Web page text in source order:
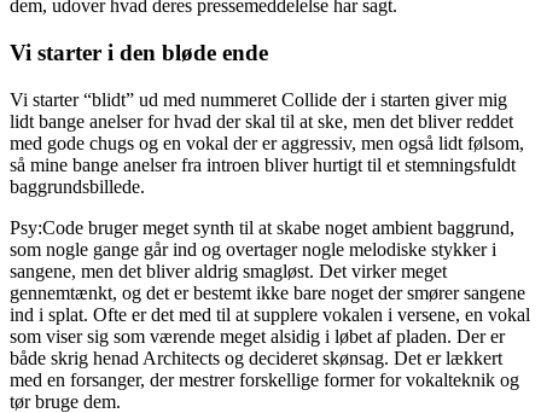
dem, udover hvad deres pressemeddelelse har sagt.
Vi starter i den bløde ende
Vi starter “blidt” ud med nummeret Collide der i starten giver mig
lidt bange anelser for hvad der skal til at ske, men det bliver reddet
med gode chugs og en vokal der er aggressiv, men også lidt følsom,
så mine bange anelser fra introen bliver hurtigt til et stemningsfuldt
baggrundsbillede.
Psy:Code bruger meget synth til at skabe noget ambient baggrund,
som nogle gange går ind og overtager nogle melodiske stykker i
sangene, men det bliver aldrig smagløst. Det virker meget
gennemtænkt, og det er bestemt ikke bare noget der smører sangene
ind i splat. Ofte er det med til at supplere vokalen i versene, en vokal
som viser sig som værende meget alsidig i løbet af pladen. Der er
både skrig henad Architects og decideret skønsag. Det er lækkert
med en forsanger, der mestrer forskellige former for vokalteknik og
tør bruge dem.